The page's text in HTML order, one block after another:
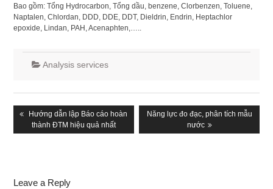
Bao gồm: Tổng Hydrocarbon, Tổng dầu, benzene, Clorbenzen, Toluene,
Naptalen, Chlordan, DDD, DDE, DDT, Dieldrin, Endrin, Heptachlor
epoxide, Lindan, PAH, Acenaphten,…..
Analysis services
navigation
Previous
post:
Hướng dẫn lập Báo cáo hoàn
thành ĐTM hiệu quả nhất
Next
Năng lực đo đạc, phân tích mẫu
nước
Leave a Reply